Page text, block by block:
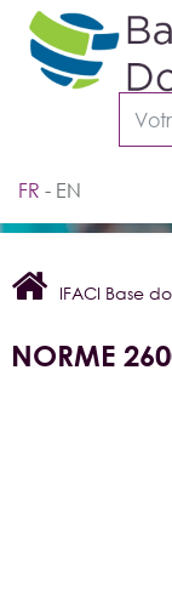
FR EN
IFACI Base
NORME
Cookies